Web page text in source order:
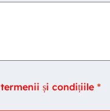
termenii și condițiile *